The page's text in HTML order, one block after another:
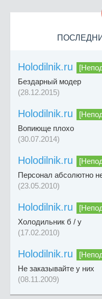
Holodilnik.ru
Бездарный модер
(28.12.2015)
Holodilnik.ru
Вопиюще плохо
(30.07.2014)
Holodilnik.ru
Персонал абсолютно
(23.05.2010)
Holodilnik.ru
Холодильник б / у
(17.02.2010)
Holodilnik.ru
Не заказывайте у них
(08.11.2009)